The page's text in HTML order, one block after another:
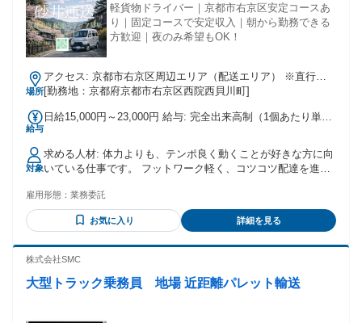
軽貨物ドライバー｜京都市右京区安定コースあ
り｜固定コースで安定収入｜朝から勤務できる
方歓迎｜夜のみ希望もOK！
場所
アクセス: 京都市右京区周辺エリア（配送エリア） ※直行直
帰可能 ※詳細は面談時にご説明いたします
[勤務地：京都府京都市右京区西院西貝川町]
給与
日給15,000円～23,000円 給与: 完全出来高制（1個あたり単価
約38万円〜50万円（配達個数・稼働日数による）朝から夕方
のポスト投函＋夜間宅配を担当した場合の例です。 安定した
コースのため、一定の物量があり、長期で安定して稼働可能
です。 ※本求人は業務委託契約となります
対象
求める人材: 体力よりも、テンポ良く動くことが好きな方に向
いている仕事です。 フットワーク軽く、コツコツ配達を進め
車両持込みできる方歓迎 報告・連絡・相談がしっかりできる
方 ルールを守って業務に取り組める方
雇用形態： 業務委託
お気に入り 詳細を見る
株式会社SMC
大型トラック乗務員 地場 近距離パレット輸送